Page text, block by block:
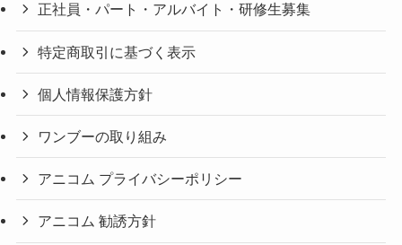
正社員・パート・アルバイト・研修生募集
特定商取引に基づく表示
個人情報保護方針
ワンブーの取り組み
アニコム プライバシーポリシー
アニコム 勧誘方針